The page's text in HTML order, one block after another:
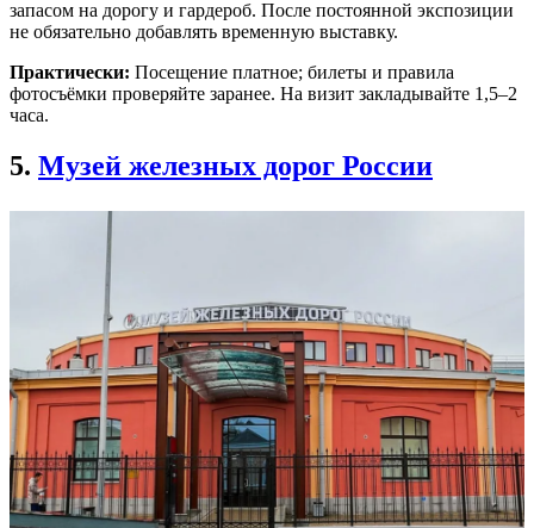
запасом на дорогу и гардероб. После постоянной экспозиции
не обязательно добавлять временную выставку.
Практически: Посещение платное; билеты и правила
фотосъёмки проверяйте заранее. На визит закладывайте 1,5–2
часа.
5. Музей железных дорог России